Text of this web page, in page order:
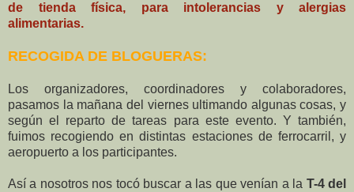
de tienda física, para intolerancias y alergias
alimentarias.
RECOGIDA DE BLOGUERAS:
Los organizadores, coordinadores y colaboradores,
pasamos la mañana del viernes ultimando algunas cosas, y
según el reparto de tareas para este evento. Y también,
fuimos recogiendo en distintas estaciones de ferrocarril, y
aeropuerto a los participantes.
Así a nosotros nos tocó buscar a las que venían a la T-4 del